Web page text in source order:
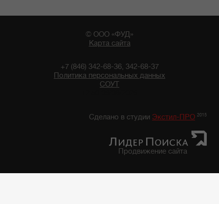
© ООО «ФУД»
Карта сайта
+7 (846) 342-68-36, 342-68-37
Политика персональных данных
СОУТ
Сделано в студии Экстил-ПРО 2015
Продвижение сайта